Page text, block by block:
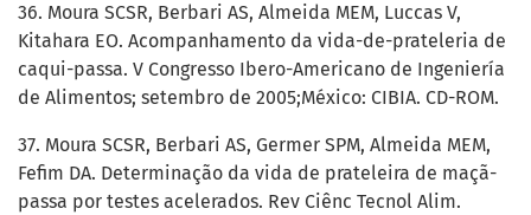
36. Moura SCSR, Berbari AS, Almeida MEM, Luccas V,
Kitahara EO. Acompanhamento da vida-de-prateleria de
caqui-passa. V Congresso Ibero-Americano de Ingeniería
de Alimentos; setembro de 2005;México: CIBIA. CD-ROM.
37. Moura SCSR, Berbari AS, Germer SPM, Almeida MEM,
Fefim DA. Determinação da vida de prateleira de maçã-
passa por testes acelerados. Rev Ciênc Tecnol Alim.